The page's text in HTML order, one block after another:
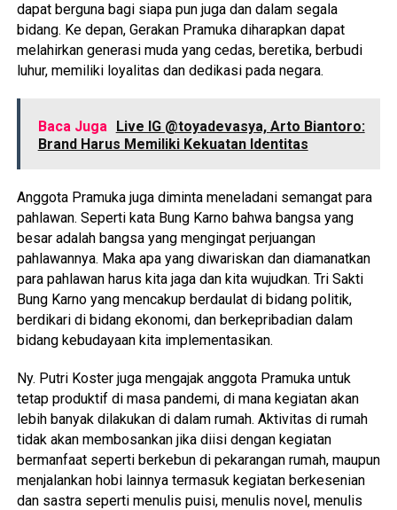
dapat berguna bagi siapa pun juga dan dalam segala
bidang. Ke depan, Gerakan Pramuka diharapkan dapat
melahirkan generasi muda yang cedas, beretika, berbudi
luhur, memiliki loyalitas dan dedikasi pada negara.
Baca Juga Live IG @toyadevasya, Arto Biantoro:
Brand Harus Memiliki Kekuatan Identitas
Anggota Pramuka juga diminta meneladani semangat para
pahlawan. Seperti kata Bung Karno bahwa bangsa yang
besar adalah bangsa yang mengingat perjuangan
pahlawannya. Maka apa yang diwariskan dan diamanatkan
para pahlawan harus kita jaga dan kita wujudkan. Tri Sakti
Bung Karno yang mencakup berdaulat di bidang politik,
berdikari di bidang ekonomi, dan berkepribadian dalam
bidang kebudayaan kita implementasikan.
Ny. Putri Koster juga mengajak anggota Pramuka untuk
tetap produktif di masa pandemi, di mana kegiatan akan
lebih banyak dilakukan di dalam rumah. Aktivitas di rumah
tidak akan membosankan jika diisi dengan kegiatan
bermanfaat seperti berkebun di pekarangan rumah, maupun
menjalankan hobi lainnya termasuk kegiatan berkesenian
dan sastra seperti menulis puisi, menulis novel, menulis